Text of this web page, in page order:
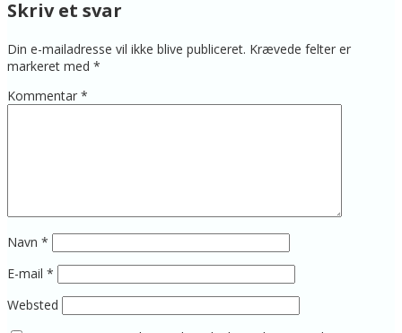
Skriv et svar
Din e-mailadresse vil ikke blive publiceret. Krævede felter er
markeret med *
Kommentar *
Navn *
E-mail *
Websted